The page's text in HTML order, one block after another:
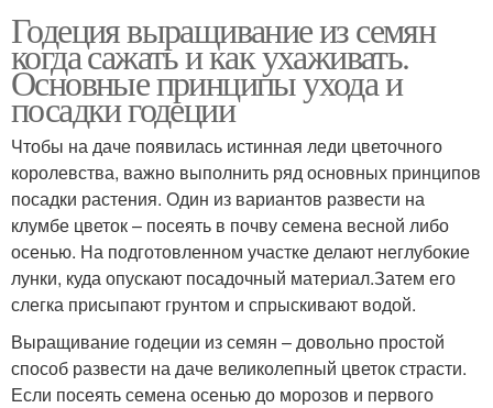
Годеция выращивание из семян
когда сажать и как ухаживать.
Основные принципы ухода и
посадки годеции
Чтобы на даче появилась истинная леди цветочного
королевства, важно выполнить ряд основных принципов
посадки растения. Один из вариантов развести на
клумбе цветок – посеять в почву семена весной либо
осенью. На подготовленном участке делают неглубокие
лунки, куда опускают посадочный материал.Затем его
слегка присыпают грунтом и спрыскивают водой.
Выращивание годеции из семян – довольно простой
способ развести на даче великолепный цветок страсти.
Если посеять семена осенью до морозов и первого